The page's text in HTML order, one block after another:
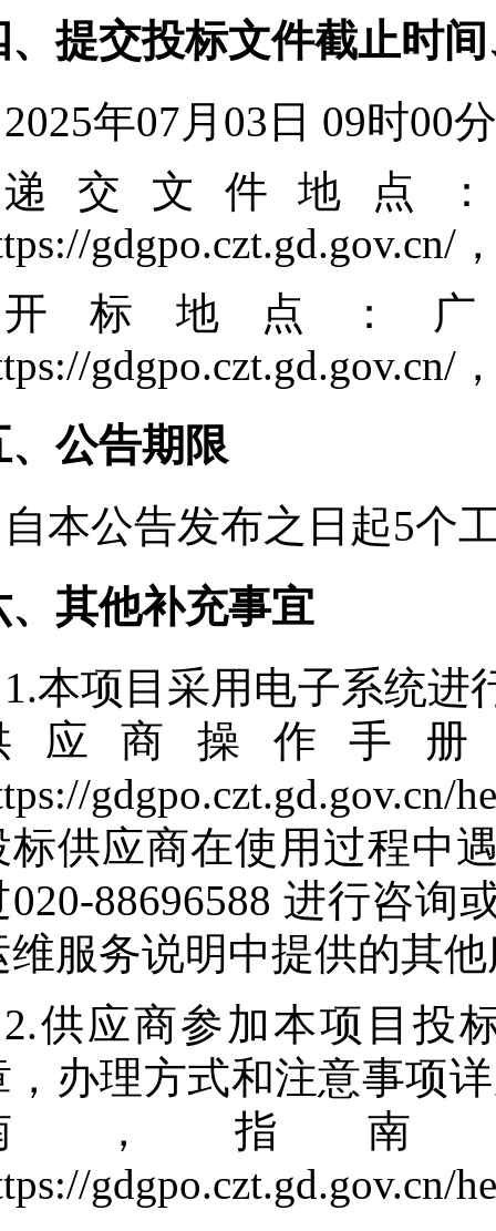
、提交投标文件截止时
2025年07月03日 09时00
递交文件地点
gdgpo.czt.gd.gov.cn/
开标地点：
gdgpo.czt.gd.gov.cn/
、公告期限
自本公告发布之日起5个
、其他补充事宜
1.本项目采用电子系统进
应商操作手
gdgpo.czt.gd.gov.cn/
标供应商在使用过程中
020-88696588 进行咨询
维服务说明中提供的其
2.供应商参加本项目投
，办理方式和注意事项
，指南
gdgpo.czt.gd.gov.cn/